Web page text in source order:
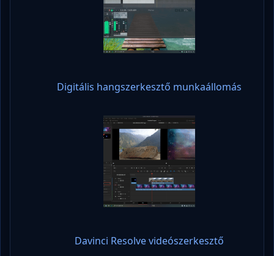
Digitális hangszerkesztő munkaállomás
Davinci Resolve videószerkesztő